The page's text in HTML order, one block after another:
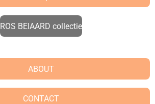
ROS BEIAARD collectie
ABOUT
CONTACT